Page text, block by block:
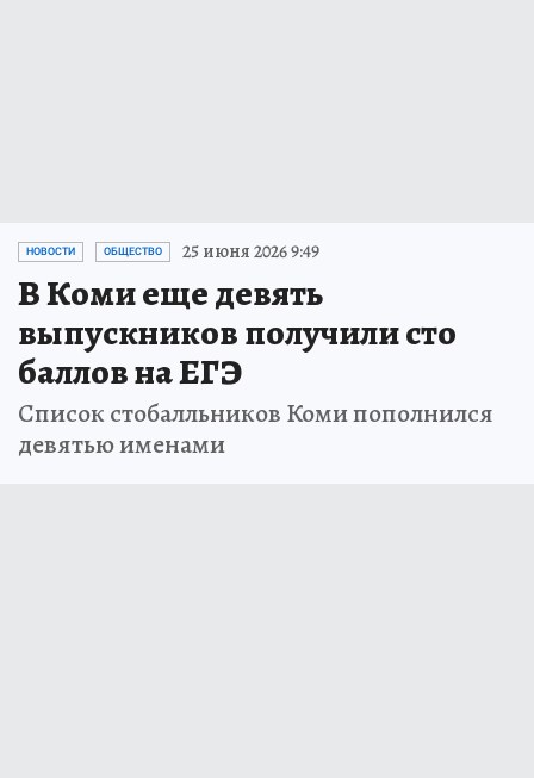
НОВОСТИ ОБЩЕСТВО 25 июня 2026 9:49
В Коми еще девять
выпускников получили сто
баллов на ЕГЭ
Список стобалльников Коми пополнился
девятью именами